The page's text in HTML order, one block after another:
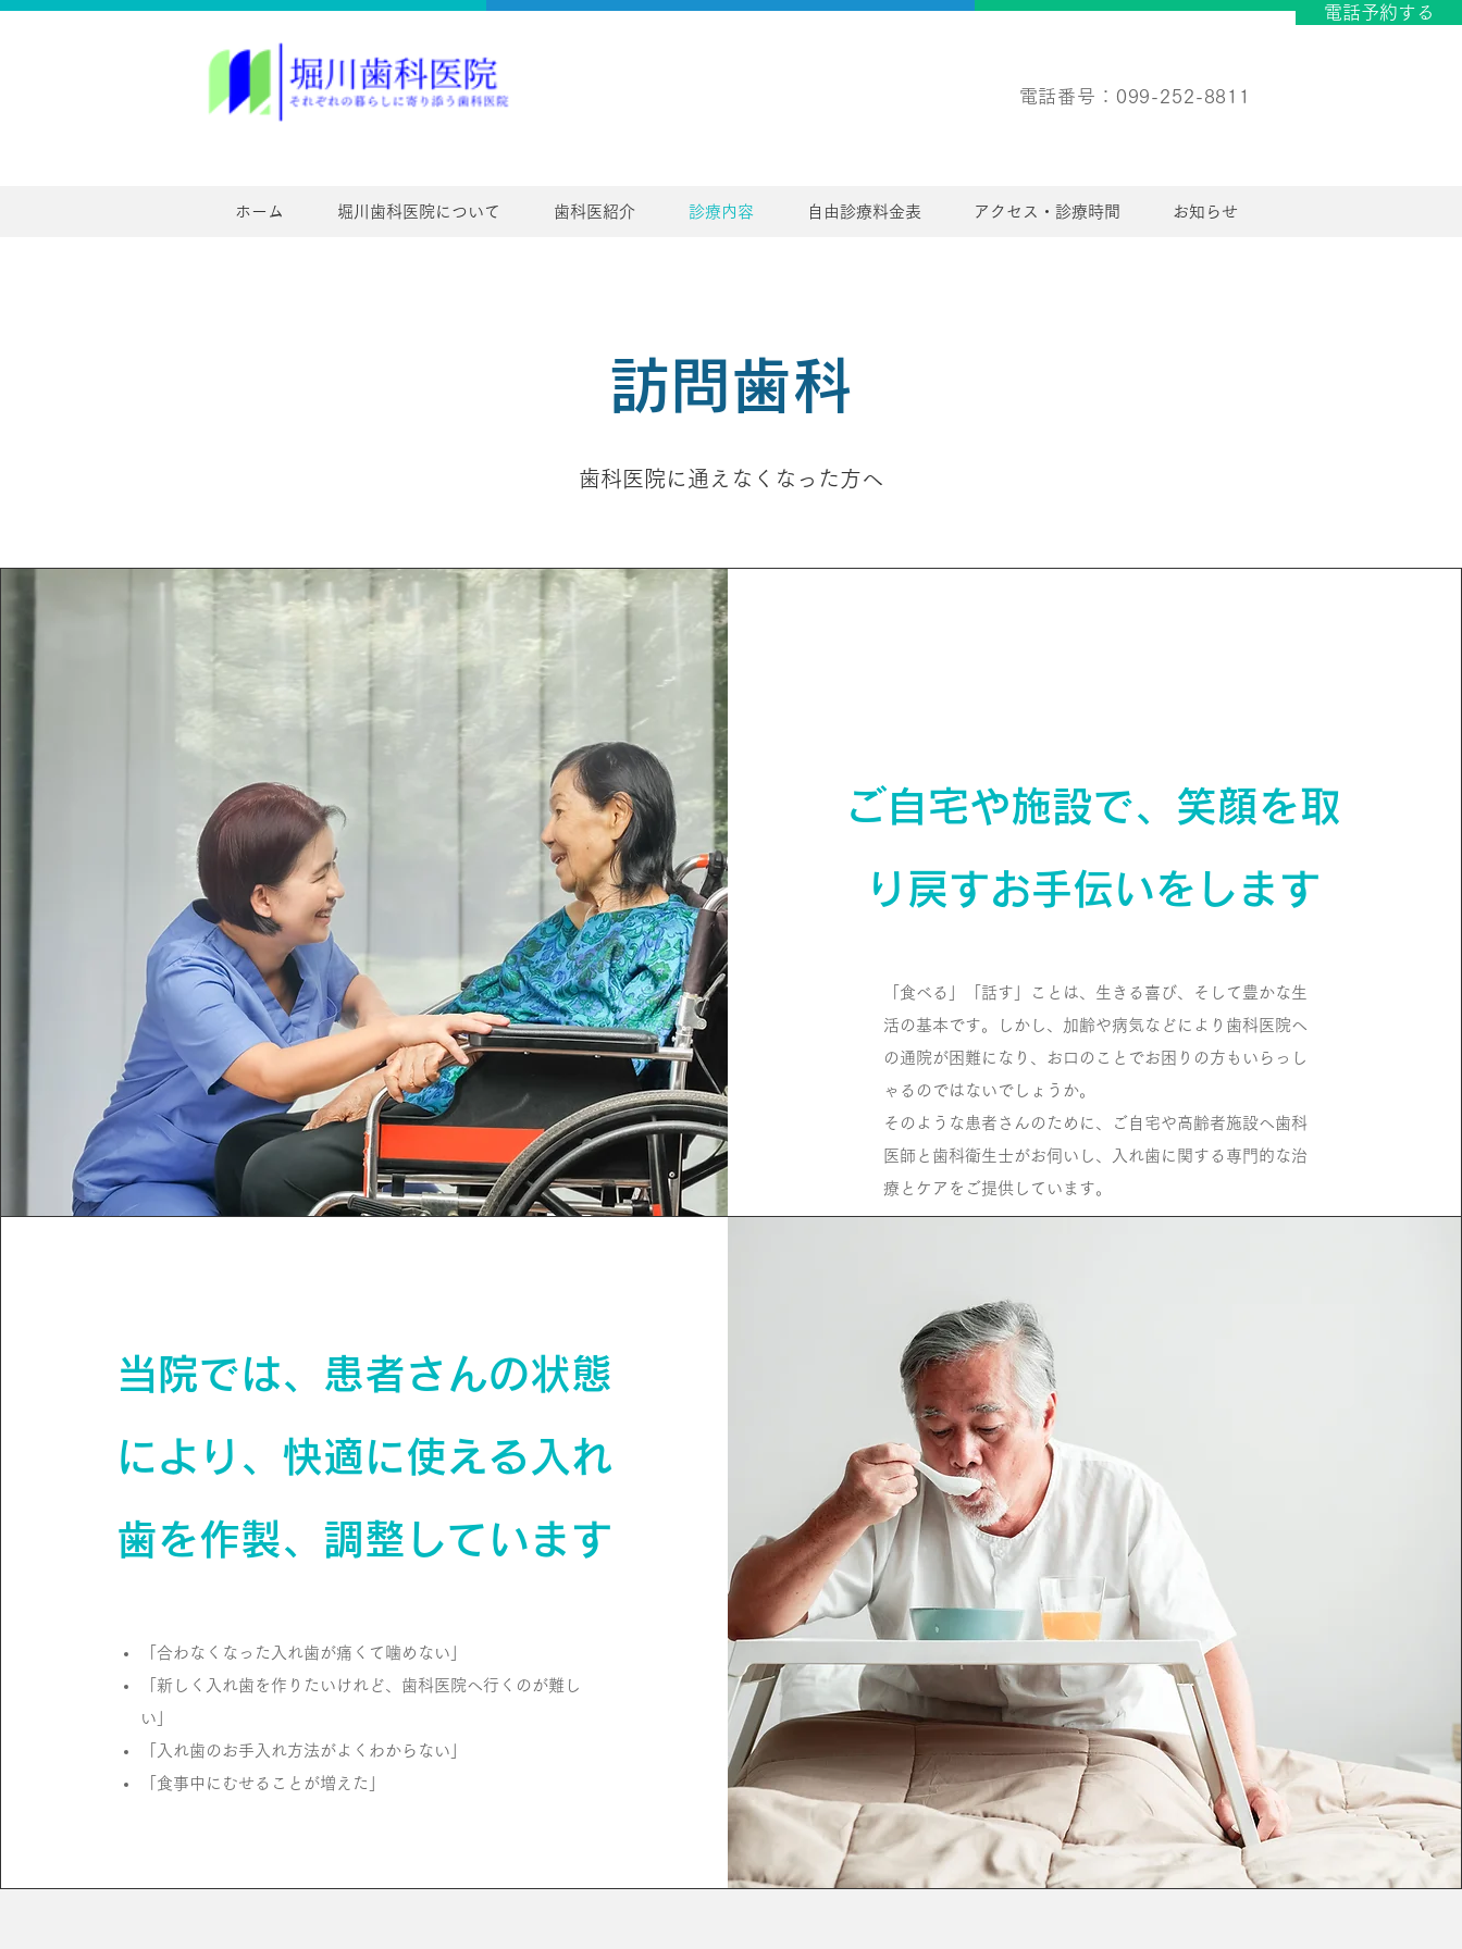
電話予約する
​電話番号：099-252-8811
ホーム 堀川歯科医院について 歯科医紹介 診療内容 自由診療料金表 アクセス・診療時間 お知らせ
​訪問歯科
歯科医院に通えなくなった方へ
ご自宅や施設で、笑顔を取
り戻すお手伝いをします
「食べる」「話す」ことは、生きる喜び、そして豊かな生
活の基本です。しかし、加齢や病気などにより歯科医院へ
の通院が困難になり、お口のことでお困りの方もいらっし
ゃるのではないでしょうか。
そのような患者さんのために、ご自宅や高齢者施設へ歯科
医師と歯科衛生士がお伺いし、入れ歯に関する専門的な治
療とケアをご提供しています。
当院では、患者さんの状態
により、快適に使える入れ
歯を作製、調整しています
「合わなくなった入れ歯が痛くて噛めない」
「新しく入れ歯を作りたいけれど、歯科医院へ行くのが難し
い」
「入れ歯のお手入れ方法がよくわからない」
「食事中にむせることが増えた」